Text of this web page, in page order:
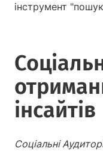
інструмент
інсайтів
Соціальні